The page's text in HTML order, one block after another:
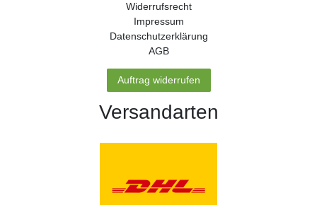
Widerrufs­recht
Impressum
Daten­schutz­erklärung
AGB
Auftrag widerrufen
Versandarten